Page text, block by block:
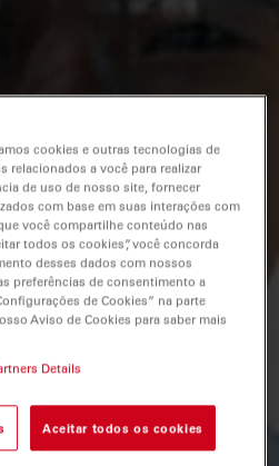
cookies e outras tecnologias de
relacionados a você para realizar
de uso de nosso site, fornecer
com base em suas interações com
você compartilhe conteúdo nas
todos os cookies”, você concorda
desses dados com nossos
preferências de consentimento a
de Cookies” na parte
Aviso de Cookies para saber mais
Details
Aceitar todos os cookies